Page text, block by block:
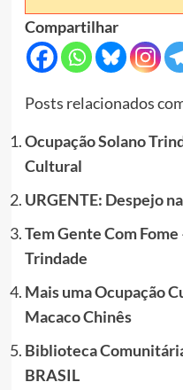
Compartilhar
Posts relacionados
Ocupação Solano
Cultural
URGENTE: Despejo
Tem Gente Com
Trindade
Mais uma Ocupação
Macaco Chinês
Biblioteca
BRASIL